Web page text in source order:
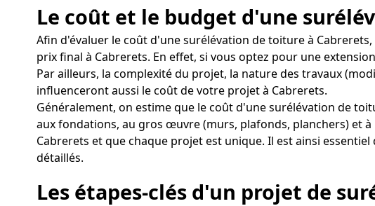
Le coût et le budget d'une
Afin d'évaluer le coût d'une surélévation de toiture à
prix final à Cabrerets. En effet, si vous optez pour une
Par ailleurs, la complexité du projet, la nature des travaux
influenceront aussi le coût de votre projet à Cabrerets.
Généralement, on estime que le coût d'une surélévation de
aux fondations, au gros œuvre (murs, plafonds, planchers) et
Cabrerets et que chaque projet est unique. Il est ainsi
détaillés.
Les étapes-clés d'un projet de